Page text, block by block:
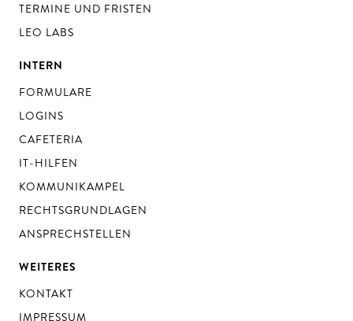
TERMINE UND FRISTEN
LEO LABS
INTERN
FORMULARE
LOGINS
CAFETERIA
IT-HILFEN
KOMMUNIKAMPEL
RECHTSGRUNDLAGEN
ANSPRECHSTELLEN
WEITERES
KONTAKT
IMPRESSUM